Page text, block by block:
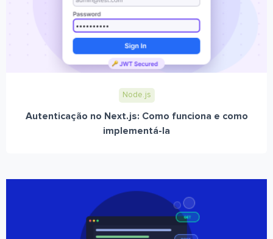
Node.js
Autenticação no Next.js: Como funciona e como
implementá-la